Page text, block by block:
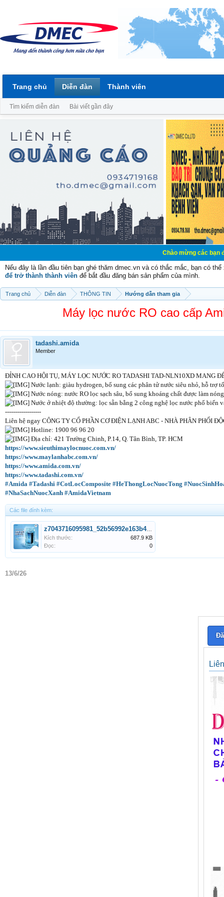
Chào mừng các bạn đến với
Nếu đây là lần đầu tiên bạn ghé thăm dmec.vn và có thắc mắc, bạn có
để trở thành thành viên để bắt đầu đăng bán sản phẩm của mình.
Trang chủ Diễn đàn THÔNG TIN Hướng dẫn tham gia
Máy lọc nước RO cao cấp
tadashi.amida
Member
ĐỈNH CAO HỘI TỤ, MÁY LỌC NƯỚC RO TADASHI TAD-NLN10XD MANG
Nước lạnh: giàu hydrogen, bổ sung các phân tử nước siêu nhỏ, hỗ trợ
Nước nóng: nước RO lọc sạch sâu, bổ sung khoáng chất được làm
Nước ở nhiệt độ thường: lọc sẵn bằng 2 công nghệ lọc nước phổ biến
------------------
Liên hệ ngay CÔNG TY CỔ PHẦN CƠ ĐIỆN LẠNH ABC - NHÀ PHÂN PHỐI
Hotline: 1900 96 96 20
Địa chỉ: 421 Trường Chinh, P.14, Q. Tân Bình, TP. HCM
https://www.sieuthimaylocnuoc.com.vn/
https://www.maylanhabc.com.vn/
https://www.amida.com.vn/
https://www.tadashi.com.vn/
#Amida #Tadashi #CotLocComposite #HeThongLocNuocTong
#NhaSachNuocXanh #AmidaVietnam
Các file đính kèm:
z7043716095981_52b56992e163b400634b97c511595931.jpg
Kích thước:
687.9 KB
Đọc:
0
13/6/26
Trang chủ Diễn đàn
Tìm kiếm diễn đàn Bài viết gần đây
Thành viên